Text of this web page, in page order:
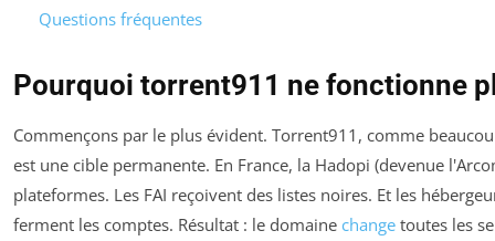
Questions fréquentes
Pourquoi torrent911 ne fonctionne
Commençons par le plus évident. Torrent911, comme
est une cible permanente. En France, la Hadopi (devenue
plateformes. Les FAI reçoivent des listes noires. Et les
ferment les comptes. Résultat : le domaine change toutes les